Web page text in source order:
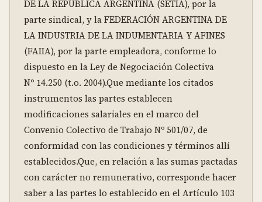
DE LA REPUBLICA ARGENTINA (SETIA), por la
parte sindical, y la FEDERACIÓN ARGENTINA DE
LA INDUSTRIA DE LA INDUMENTARIA Y AFINES
(FAIIA), por la parte empleadora, conforme lo
dispuesto en la Ley de Negociación Colectiva
Nº 14.250 (t.o. 2004).Que mediante los citados
instrumentos las partes establecen
modificaciones salariales en el marco del
Convenio Colectivo de Trabajo Nº 501/07, de
conformidad con las condiciones y términos allí
establecidos.Que, en relación a las sumas pactadas
con carácter no remunerativo, corresponde hacer
saber a las partes lo establecido en el Artículo 103